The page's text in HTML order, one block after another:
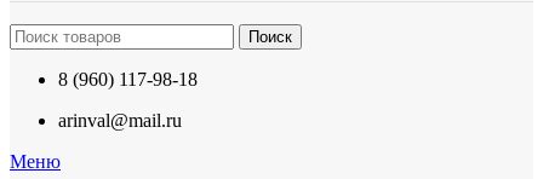
Поиск
8 (960) 117-98-18
arinval@mail.ru
Меню